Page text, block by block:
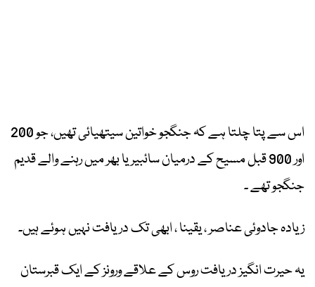
اس سے پتا چلتا ہے کہ جنگجو خواتین سیتھیائی تھیں، جو 200
اور 900 قبل مسیح کے درمیان سائبیریا بھر میں رہنے والے قدیم
جنگجو تھے ۔
زیادہ جادوئی عناصر ، یقینا ، ابھی تک دریافت نہیں ہوئے ہیں۔
یہ حیرت انگیز دریافت روس کے علاقے ورونز کے ایک قبرستان